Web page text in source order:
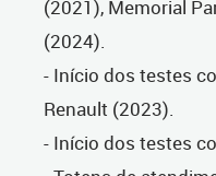
(2021), Memorial
(2024).
- Início dos testes
Renault (2023).
- Início dos testes